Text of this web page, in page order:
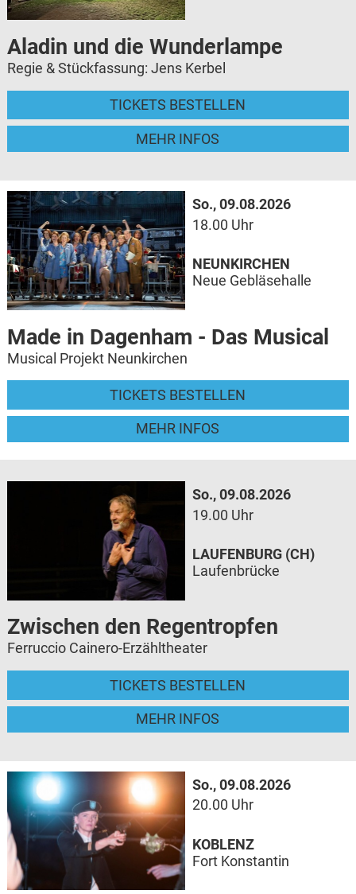
Aladin und die Wunderlampe
Regie & Stückfassung: Jens Kerbel
TICKETS BESTELLEN
MEHR INFOS
So., 09.08.2026
18.00 Uhr
Made in Dagenham - Das Musical
Musical Projekt Neunkirchen
TICKETS BESTELLEN
MEHR INFOS
NEUNKIRCHEN
Neue Gebläsehalle
So., 09.08.2026
19.00 Uhr
Zwischen den Regentropfen
Ferruccio Cainero-Erzähltheater
TICKETS BESTELLEN
MEHR INFOS
LAUFENBURG (CH)
Laufenbrücke
So., 09.08.2026
20.00 Uhr
KOBLENZ
Fort Konstantin